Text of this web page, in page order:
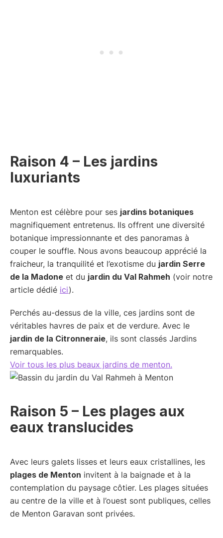
Raison 4 – Les jardins
luxuriants
Menton est célèbre pour ses jardins botaniques
magnifiquement entretenus. Ils offrent une diversité
botanique impressionnante et des panoramas à
couper le souffle. Nous avons beaucoup apprécié la
fraicheur, la tranquilité et l’exotisme du jardin Serre
de la Madone et du jardin du Val Rahmeh (voir notre
article dédié ici).
Perchés au-dessus de la ville, ces jardins sont de
véritables havres de paix et de verdure. Avec le
jardin de la Citronneraie, ils sont classés Jardins
remarquables.
Voir tous les plus beaux jardins de menton.
Raison 5 – Les plages aux
eaux translucides
Avec leurs galets lisses et leurs eaux cristallines, les
plages de Menton invitent à la baignade et à la
contemplation du paysage côtier. Les plages situées
au centre de la ville et à l’ouest sont publiques, celles
de Menton Garavan sont privées.